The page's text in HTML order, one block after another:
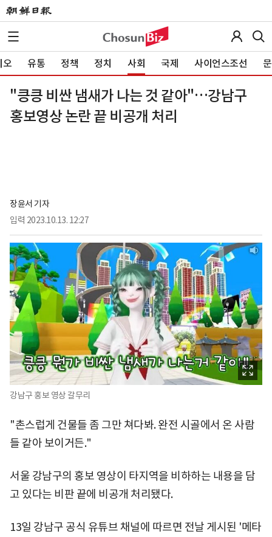
오 유통 정책 정치 사회 국제 사이언스조선
"킁킁 비싼 냄새가 나는 것 같아"…강남구
홍보영상 논란 끝 비공개 처리
장윤서 기자
입력 2023.10.13. 12:27
강남구 홍보 영상 갈무리
"촌스럽게 건물들 좀 그만 쳐다봐. 완전 시골에서 온 사람
들 같아 보이거든."
서울 강남구의 홍보 영상이 타지역을 비하하는 내용을 담
고 있다는 비판 끝에 비공개 처리됐다.
13일 강남구 공식 유튜브 채널에 따르면 전날 게시된 '메타